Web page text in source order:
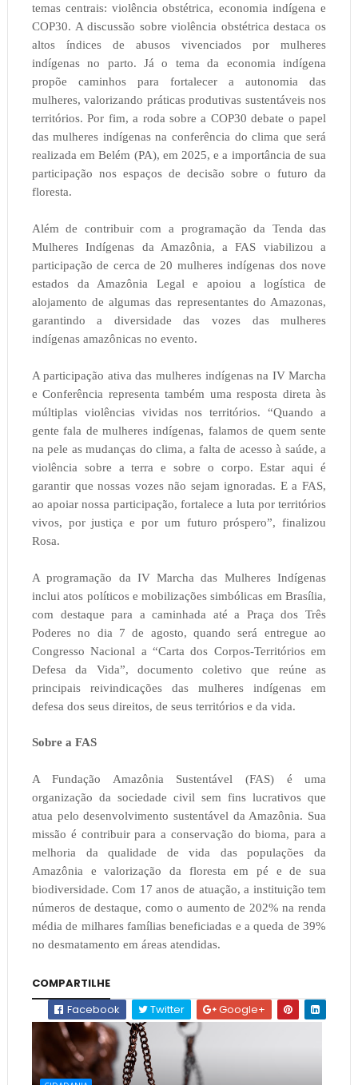
temas centrais: violência obstétrica, economia indígena e
COP30. A discussão sobre violência obstétrica destaca os
altos índices de abusos vivenciados por mulheres
indígenas no parto. Já o tema da economia indígena
propõe caminhos para fortalecer a autonomia das
mulheres, valorizando práticas produtivas sustentáveis nos
territórios. Por fim, a roda sobre a COP30 debate o papel
das mulheres indígenas na conferência do clima que será
realizada em Belém (PA), em 2025, e a importância de sua
participação nos espaços de decisão sobre o futuro da
floresta.
Além de contribuir com a programação da Tenda das
Mulheres Indígenas da Amazônia, a FAS viabilizou a
participação de cerca de 20 mulheres indígenas dos nove
estados da Amazônia Legal e apoiou a logística de
alojamento de algumas das representantes do Amazonas,
garantindo a diversidade das vozes das mulheres
indígenas amazônicas no evento.
A participação ativa das mulheres indígenas na IV Marcha
e Conferência representa também uma resposta direta às
múltiplas violências vividas nos territórios. “Quando a
gente fala de mulheres indígenas, falamos de quem sente
na pele as mudanças do clima, a falta de acesso à saúde, a
violência sobre a terra e sobre o corpo. Estar aqui é
garantir que nossas vozes não sejam ignoradas. E a FAS,
ao apoiar nossa participação, fortalece a luta por territórios
vivos, por justiça e por um futuro próspero”, finalizou
Rosa.
A programação da IV Marcha das Mulheres Indígenas
inclui atos políticos e mobilizações simbólicas em Brasília,
com destaque para a caminhada até a Praça dos Três
Poderes no dia 7 de agosto, quando será entregue ao
Congresso Nacional a “Carta dos Corpos-Territórios em
Defesa da Vida”, documento coletivo que reúne as
principais reivindicações das mulheres indígenas em
defesa dos seus direitos, de seus territórios e da vida.
Sobre a FAS
A Fundação Amazônia Sustentável (FAS) é uma
organização da sociedade civil sem fins lucrativos que
atua pelo desenvolvimento sustentável da Amazônia. Sua
missão é contribuir para a conservação do bioma, para a
melhoria da qualidade de vida das populações da
Amazônia e valorização da floresta em pé e de sua
biodiversidade. Com 17 anos de atuação, a instituição tem
números de destaque, como o aumento de 202% na renda
média de milhares famílias beneficiadas e a queda de 39%
no desmatamento em áreas atendidas.
COMPARTILHE
Facebook
Twitter Google+